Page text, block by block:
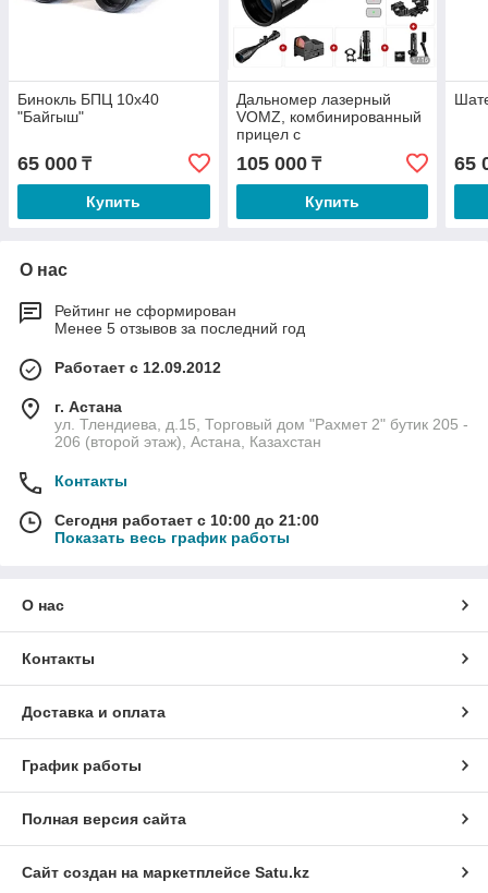
Бинокль БПЦ 10х40
"Байгыш"
65 000 ₸
Купить
Дальномер лазерный
VOMZ, комбинированный
прицел с
голографической 4 сеткой
105 000₸
Купить
65
О нас
Рейтинг не сформирован
Менее 5 отзывов за последний год
Работает с 12.09.2012
г. Астана
ул. Тлендиева, д.15, Торговый дом "Рахмет 2" бутик 205 -
206 (второй этаж), Астана, Казахстан
Контакты
Сегодня работает с 10:00 до 21:00
Показать весь график работы
О нас
Контакты
Доставка и оплата
График работы
Полная версия сайта
Сайт создан на маркетплейсе Satu.kz